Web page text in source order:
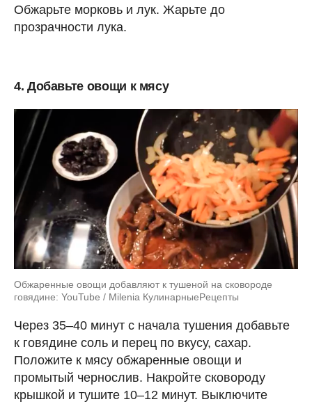
Обжарьте морковь и лук. Жарьте до
прозрачности лука.
4. Добавьте овощи к мясу
Обжаренные овощи добавляют к тушеной на сковороде
говядине: YouTube / Milenia КулинарныеPецепты
Через 35–40 минут с начала тушения добавьте
к говядине соль и перец по вкусу, сахар.
Положите к мясу обжаренные овощи и
промытый чернослив. Накройте сковороду
крышкой и тушите 10–12 минут. Выключите